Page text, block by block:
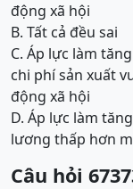
động xã hội
B. Tất cả đều sai
C. Áp lực làm
chi phí sản xuất
động xã hội
D. Áp lực làm
lương thấp hơn
Câu hỏi